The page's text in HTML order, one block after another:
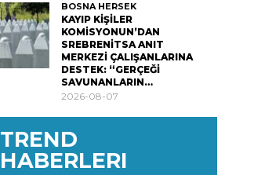
BOSNA HERSEK
KAYIP KİŞİLER
KOMİSYONUN’DAN
SREBRENİTSA ANIT
MERKEZİ ÇALIŞANLARINA
DESTEK: “GERÇEĞİ
SAVUNANLARIN…
2026-08-07
TREND
HABERLERI